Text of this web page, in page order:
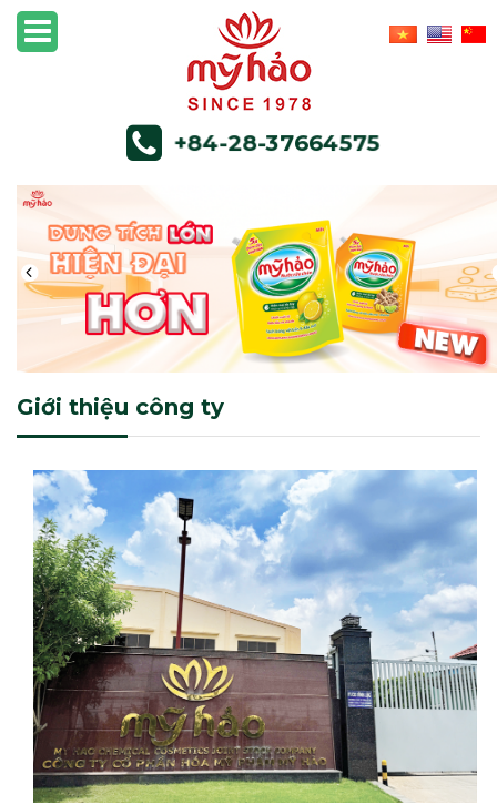
+84-28-37664575
Giới thiệu công ty